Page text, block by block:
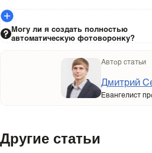
Могу ли я создать полностью
автоматическую фотоворонку?
Автор статьи
Дмитрий
Евангелист
Другие статьи